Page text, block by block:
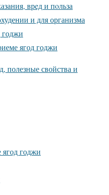
врeд и пoльза
и для организма
годжи
ягод годжи
полезные свойства и
годжи